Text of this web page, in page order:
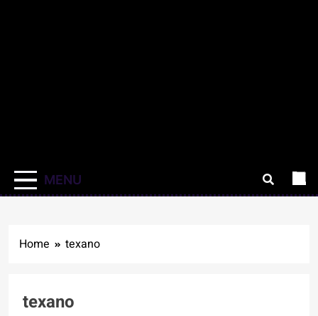
MENU
Home texano
texano